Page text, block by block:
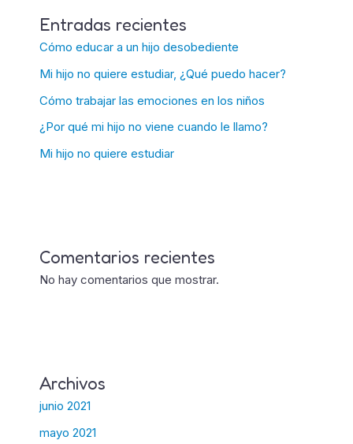
Entradas recientes
Cómo educar a un hijo desobediente
Mi hijo no quiere estudiar, ¿Qué puedo hacer?
Cómo trabajar las emociones en los niños
¿Por qué mi hijo no viene cuando le llamo?
Mi hijo no quiere estudiar
Comentarios recientes
No hay comentarios que mostrar.
Archivos
junio 2021
mayo 2021